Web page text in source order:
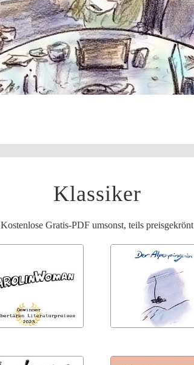
Klassiker
Kostenlose Gratis-PDF umsonst, teils preisgekrönt